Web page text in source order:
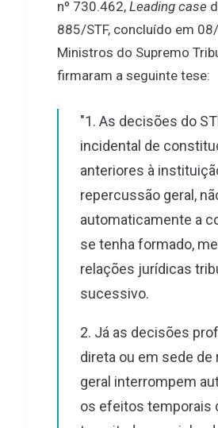
nº 730.462, Leading case
885/STF, concluído em
Ministros do Supremo
firmaram a seguinte tese:
"1. As decisões do
incidental de
anteriores à
repercussão geral,
automaticamente a
se tenha formado,
relações jurídicas
sucessivo.
2. Já as decisões
direta ou em sede
geral interrompem
os efeitos temporais